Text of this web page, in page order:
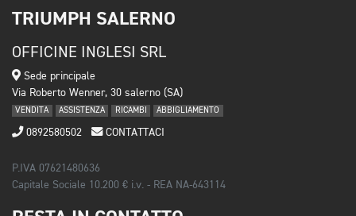
TRIUMPH SALERNO
OFFICINE INGLESI SRL
Sede principale
Via Roberto Wenner, 30 salerno (SA)
VENDITA ASSISTENZA RICAMBI ABBIGLIAMENTO
0892580502 CONTATTACI
P.IVA 07621480636
Capitale Sociale 10.200 € i.v. - REA NA-643114